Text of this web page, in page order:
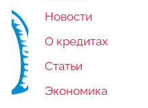
Новости
О кредитах
Статьи
Экономика